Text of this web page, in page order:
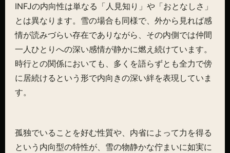
INFJの内向性は単なる「人見知り」や「おとなしさ」
とは異なります。雪の場合も同様で、外から見れば感
情が読みづらい存在でありながら、その内側では仲間
一人ひとりへの深い感情が静かに燃え続けています。
時行との関係においても、多くを語らずとも全力で傍
に居続けるという形で内向きの深い絆を表現していま
す。
孤独でいることを好む性質や、内省によって力を得る
という内向型の特性が、雪の物静かな佇まいに如実に